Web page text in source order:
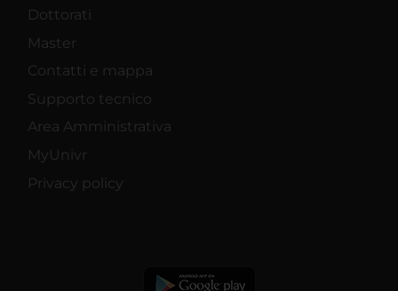
Dottorati
Master
Contatti e mappa
Supporto tecnico
Area Amministrativa
MyUnivr
Privacy policy